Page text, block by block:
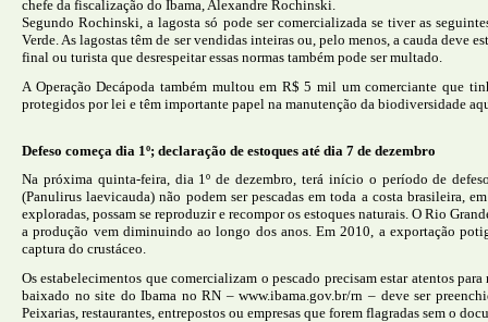
chefe da fiscalização do Ibama, Alexandre Rochinski.
Segundo Rochinski, a lagosta só pode ser comercializada se tiver as
Verde. As lagostas têm de ser vendidas inteiras ou, pelo menos, a cauda deve
final ou turista que desrespeitar essas normas também pode ser multado.
A Operação Decápoda também multou em R$ 5 mil um comerciante que
protegidos por lei e têm importante papel na manutenção da biodiversidade
Defeso começa dia 1º; declaração de estoques até dia 7 de dezembro
Na próxima quinta-feira, dia 1º de dezembro, terá início o período de
(Panulirus laevicauda) não podem ser pescadas em toda a costa brasileira,
exploradas, possam se reproduzir e recompor os estoques naturais. O Rio
a produção vem diminuindo ao longo dos anos. Em 2010, a exportação
captura do crustáceo.
Os estabelecimentos que comercializam o pescado precisam estar atentos
baixado no site do Ibama no RN –www.ibama.gov.br/rn – deve ser
Peixarias, restaurantes, entrepostos ou empresas que forem flagradas sem o